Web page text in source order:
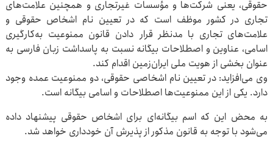
حقوقی، یعنی شرکت‌ها و مؤسسات غیرتجاری و همچنین علامت‌های
تجاری در کشور موظف است که در تعیین نام اشخاص حقوقی و
علامت‌های تجاری با مدنظر قرار دادن قانون ممنوعیت به‌کارگیری
اسامی، عناوین و اصطلاحات بیگانه نسبت به پاسداشت زبان فارسی به
عنوان بخشی از هویت ملی ایران‌زمین اقدام کند.
وی می‌افزاید: در تعیین نام اشخاصی حقوقی، دو ممنوعیت عمده وجود
دارد. یکی از این ممنوعیت‌ها اصطلاحات و اسامی بیگانه است.
به محض این که اسم بیگانه‌ای برای اشخاص حقوقی پیشنهاد داده
می‌شود با توجه به قانون مذکور از پذیرش آن خودداری خواهد شد.